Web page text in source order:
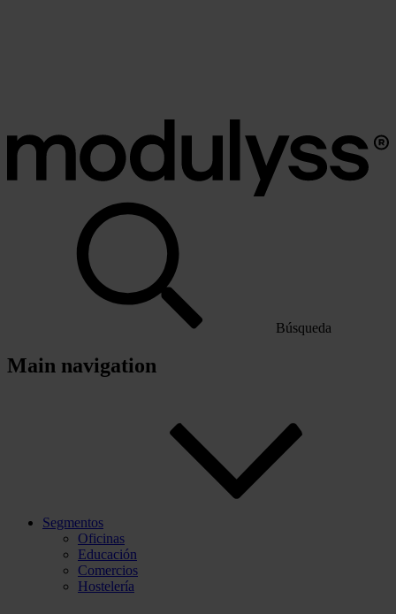
Búsqueda
Main navigation
Segmentos
Oficinas
Educación
Comercios
Hostelería